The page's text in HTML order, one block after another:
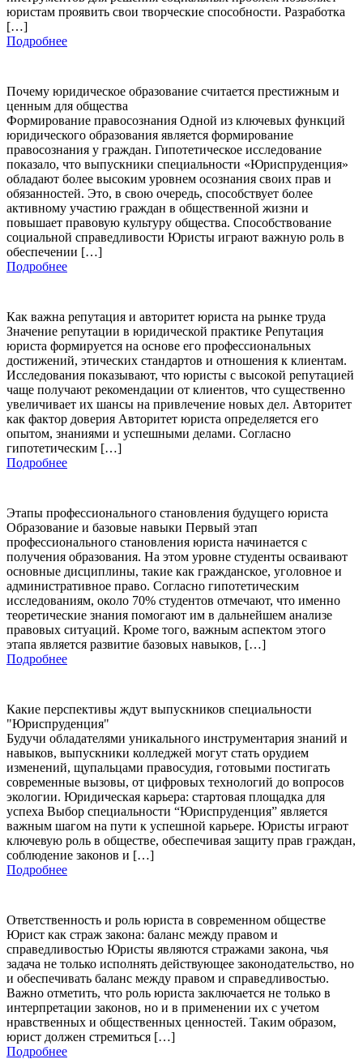
юристам проявить свои творческие способности. Разработка
[…]
Подробнее
Почему юридическое образование считается престижным и
ценным для общества
Формирование правосознания Одной из ключевых функций
юридического образования является формирование
правосознания у граждан. Гипотетическое исследование
показало, что выпускники специальности «Юриспруденция»
обладают более высоким уровнем осознания своих прав и
обязанностей. Это, в свою очередь, способствует более
активному участию граждан в общественной жизни и
повышает правовую культуру общества. Способствование
социальной справедливости Юристы играют важную роль в
обеспечении […]
Подробнее
Как важна репутация и авторитет юриста на рынке труда
Значение репутации в юридической практике Репутация
юриста формируется на основе его профессиональных
достижений, этических стандартов и отношения к клиентам.
Исследования показывают, что юристы с высокой репутацией
чаще получают рекомендации от клиентов, что существенно
увеличивает их шансы на привлечение новых дел. Авторитет
как фактор доверия Авторитет юриста определяется его
опытом, знаниями и успешными делами. Согласно
гипотетическим […]
Подробнее
Этапы профессионального становления будущего юриста
Образование и базовые навыки Первый этап
профессионального становления юриста начинается с
получения образования. На этом уровне студенты осваивают
основные дисциплины, такие как гражданское, уголовное и
административное право. Согласно гипотетическим
исследованиям, около 70% студентов отмечают, что именно
теоретические знания помогают им в дальнейшем анализе
правовых ситуаций. Кроме того, важным аспектом этого
этапа является развитие базовых навыков, […]
Подробнее
Какие перспективы ждут выпускников специальности
"Юриспруденция"
Будучи обладателями уникального инструментария знаний и
навыков, выпускники колледжей могут стать орудием
изменений, щупальцами правосудия, готовыми постигать
современные вызовы, от цифровых технологий до вопросов
экологии. Юридическая карьера: стартовая площадка для
успеха Выбор специальности “Юриспруденция” является
важным шагом на пути к успешной карьере. Юристы играют
ключевую роль в обществе, обеспечивая защиту прав граждан,
соблюдение законов и […]
Подробнее
Ответственность и роль юриста в современном обществе
Юрист как страж закона: баланс между правом и
справедливостью Юристы являются стражами закона, чья
задача не только исполнять действующее законодательство, но
и обеспечивать баланс между правом и справедливостью.
Важно отметить, что роль юриста заключается не только в
интерпретации законов, но и в применении их с учетом
нравственных и общественных ценностей. Таким образом,
юрист должен стремиться […]
Подробнее